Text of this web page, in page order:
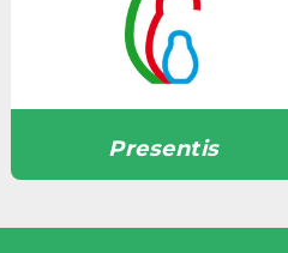
Presentis